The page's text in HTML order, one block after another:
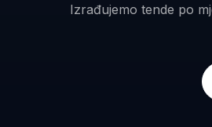
Izrađujemo tende po